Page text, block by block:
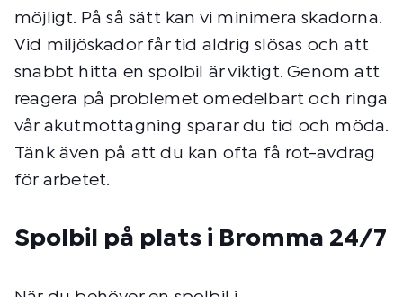
möjligt. På så sätt kan vi minimera skadorna.
Vid miljöskador får tid aldrig slösas och att
snabbt hitta en spolbil är viktigt. Genom att
reagera på problemet omedelbart och ringa
vår akutmottagning sparar du tid och möda.
Tänk även på att du kan ofta få rot-avdrag
för arbetet.
Spolbil på plats i Bromma 24/7